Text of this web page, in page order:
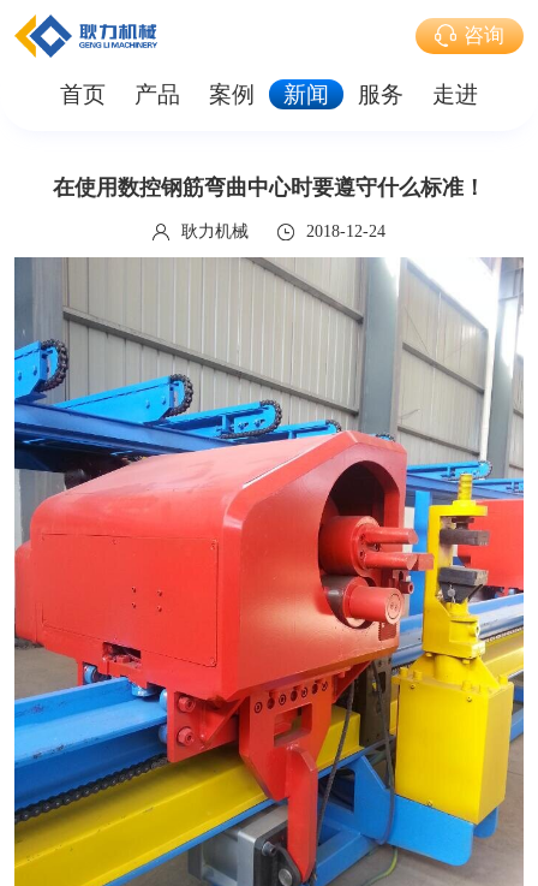
咨询
首页 产品 案例 新闻 服务 走进
在使用数控钢筋弯曲中心时要遵守什么标准！
耿力机械 2018-12-24